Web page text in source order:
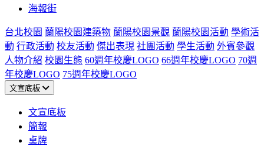
海報街
台北校園 蘭陽校園建築物 蘭陽校園景觀 蘭陽校園活動 學術活
動 行政活動 校友活動 傑出表現 社團活動 學生活動 外賓參觀
人物介紹 校園生態 60週年校慶LOGO 66週年校慶LOGO 70週
年校慶LOGO 75週年校慶LOGO
文宣底板
文宣底板
簡報
桌牌